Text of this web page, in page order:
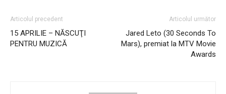
Articolul precedent
15 APRILIE – NĂSCUŢI
PENTRU MUZICĂ
Articolul următor
Jared Leto (30 Seconds To
Mars), premiat la MTV Movie
Awards